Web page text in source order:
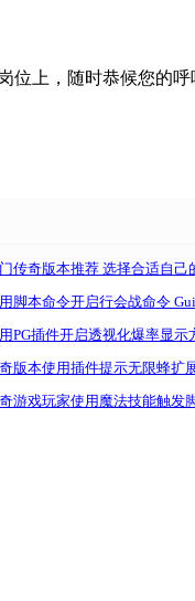
位上，随时恭候您的呼
传奇版本推荐 选择合适自己
脚本命令开启行会战命令
PG插件开启透视化爆率显示
版本使用插件提示无限蜂扩
游戏玩家使用魔法技能触发